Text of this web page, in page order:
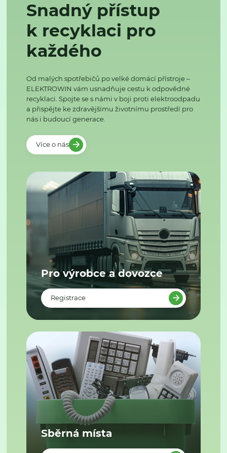
Snadný přístup
k recyklaci pro
každého
Od malých spotřebičů po velké domácí přístroje –
ELEKTROWIN vám usnadňuje cestu k odpovědné
recyklaci. Spojte se s námi v boji proti elektroodpadu
a přispějte ke zdravějšímu životnímu prostředí pro
nás i budoucí generace.
Více o nás
Pro výrobce a dovozce
Registrace
Sběrná místa